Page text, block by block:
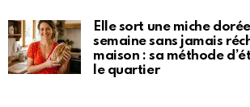
Elle sort une miche
semaine sans jamais
maison : sa méthode
le quartier